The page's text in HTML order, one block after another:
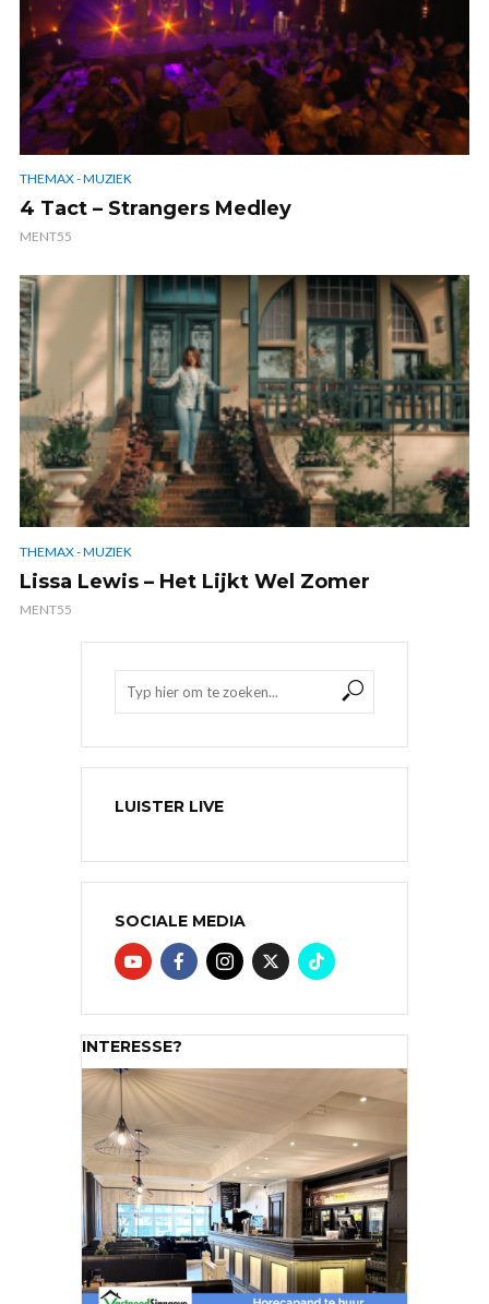
THEMAX - MUZIEK
4 Tact – Strangers Medley
MENT55
THEMAX - MUZIEK
Lissa Lewis – Het Lijkt Wel Zomer
MENT55
LUISTER LIVE
SOCIALE MEDIA
INTERESSE?